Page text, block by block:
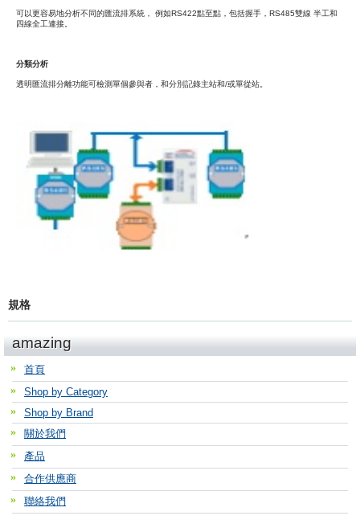
可以更容易地分析不同的匯流排系統， 例如RS422點至點，包括握手，RS485雙線 半工和
四線全工連接。
分類分析
透明匯流排分離功能可檢測單個參與者，和分別記錄主站和/或單從站。
規格
amazing
首頁
Shop by Category
Shop by Brand
關於我們
產品
合作供應商
聯絡我們